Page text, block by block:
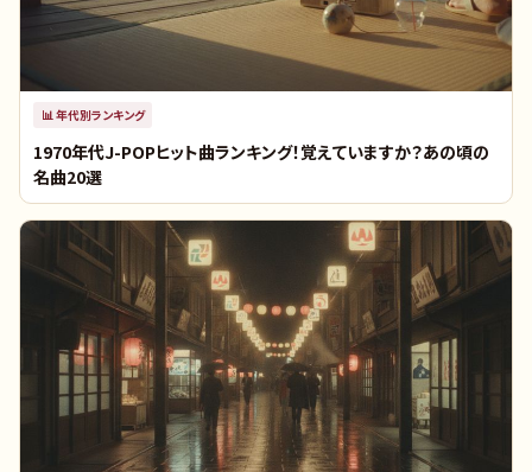
📊年代別ランキング
1970年代J-POPヒット曲ランキング！覚えていますか？あの頃の
名曲20選